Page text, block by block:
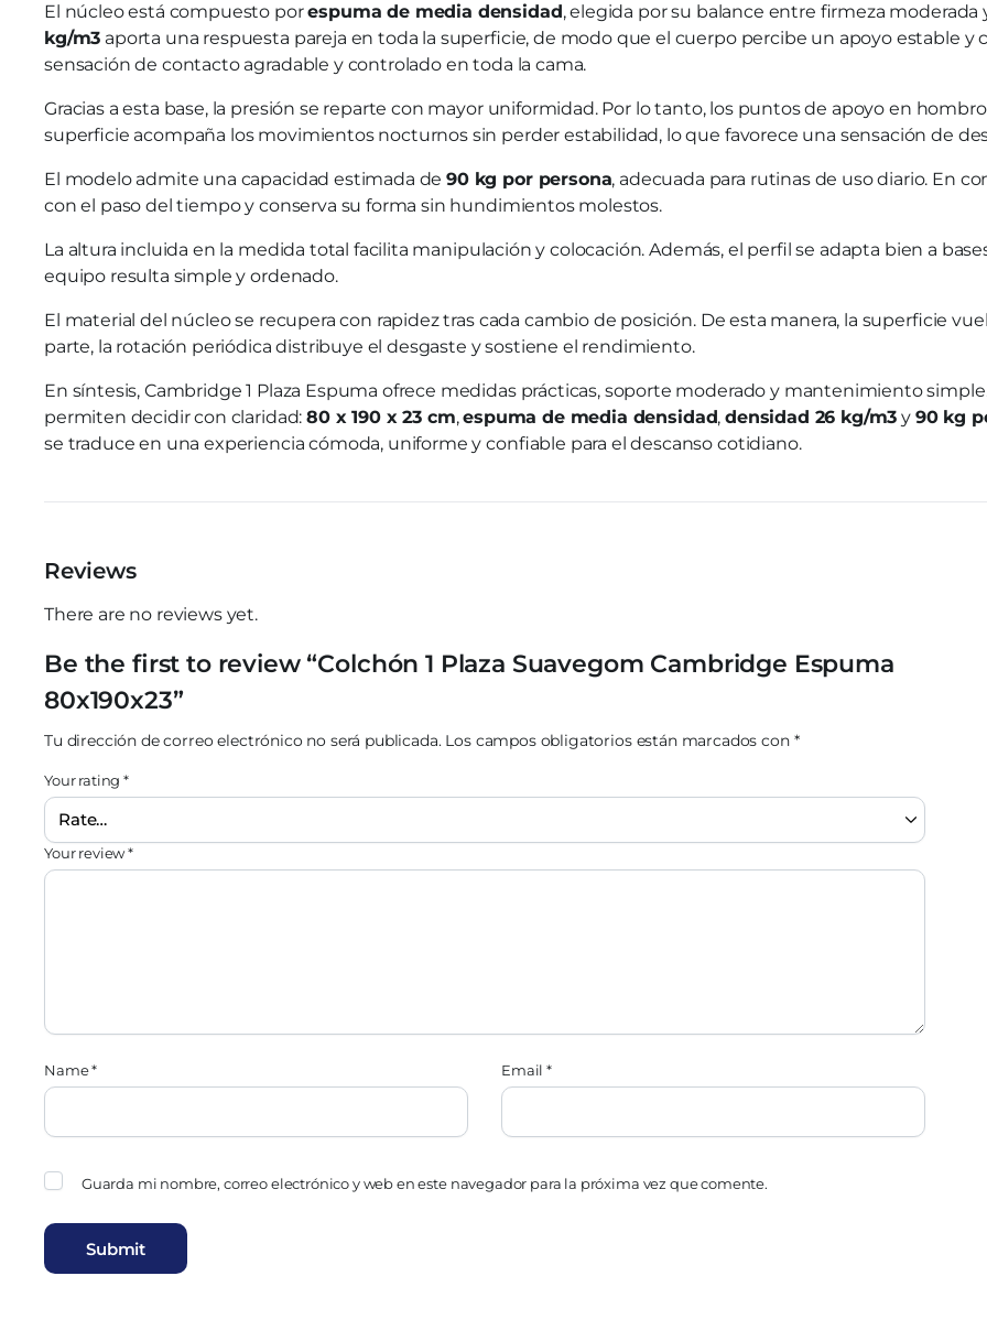
El núcleo está compuesto porespuma de media densidad, elegida por su balance entre firmeza moderada
kg/m3 aporta una respuesta pareja en toda la superficie, de modo que el cuerpo percibe un apoyo estable y
sensación de contacto agradable y controlado en toda la cama.
Gracias a esta base, la presión se reparte con mayor uniformidad. Por lo tanto, los puntos de apoyo en
superficie acompaña los movimientos nocturnos sin perder estabilidad, lo que favorece una sensación de
El modelo admite una capacidad estimada de90 kg por persona, adecuada para rutinas de uso diario. En
con el paso del tiempo y conserva su forma sin hundimientos molestos.
La altura incluida en la medida total facilita manipulación y colocación. Además, el perfil se adapta bien a
equipo resulta simple y ordenado.
El material del núcleo se recupera con rapidez tras cada cambio de posición. De esta manera, la superficie
parte, la rotación periódica distribuye el desgaste y sostiene el rendimiento.
En síntesis, Cambridge 1 Plaza Espuma ofrece medidas prácticas, soporte moderado y mantenimiento
permiten decidir con claridad:80 x 190 x 23 cm,espuma de media densidad,densidad 26 kg/m3 y 90 kg
se traduce en una experiencia cómoda, uniforme y confiable para el descanso cotidiano.
Reviews
There are no reviews yet.
Be the first to review “Colchón 1 Plaza Suavegom Cambridge Espuma
80x190x23”
Tu dirección de correo electrónico no será publicada. Los campos obligatorios están marcados con *
Your rating*
Your review*
Name* Email*
Guarda mi nombre, correo electrónico y web en este navegador para la próxima vez que comente.